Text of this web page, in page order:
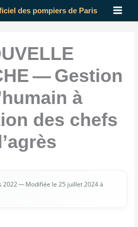
des pompiers de Paris
— Gestion
à
des chefs
2022— Modi­fiée le 25 juillet 2024 à